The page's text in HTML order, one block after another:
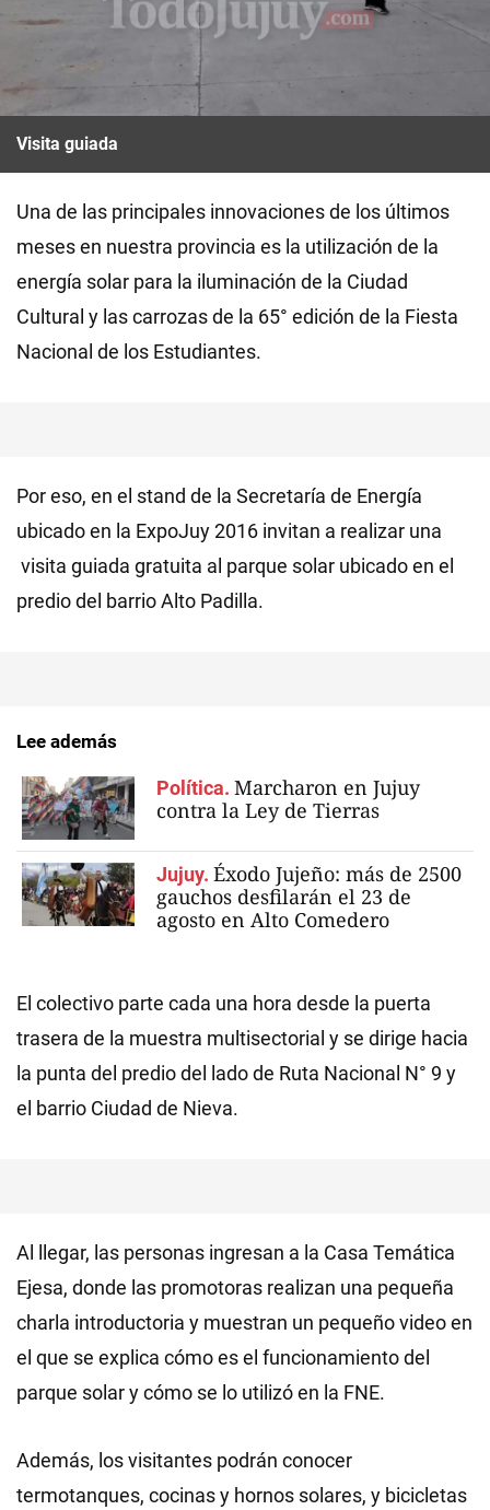
Visita guiada
Una de las principales innovaciones de los últimos
meses en nuestra provincia es la utilización de la
energía solar para la iluminación de la Ciudad
Cultural y las carrozas de la 65° edición de la Fiesta
Nacional de los Estudiantes.
Por eso, en el stand de la Secretaría de Energía
ubicado en la ExpoJuy 2016 invitan a realizar una
visita guiada gratuita al parque solar ubicado en el
predio del barrio Alto Padilla.
Lee además
Política. Marcharon en Jujuy
contra la Ley de Tierras
Jujuy. Éxodo Jujeño: más de 2500
gauchos desfilarán el 23 de
agosto en Alto Comedero
El colectivo parte cada una hora desde la puerta
trasera de la muestra multisectorial y se dirige hacia
la punta del predio del lado de Ruta Nacional N° 9 y
el barrio Ciudad de Nieva.
Al llegar, las personas ingresan a la Casa Temática
Ejesa, donde las promotoras realizan una pequeña
charla introductoria y muestran un pequeño video en
el que se explica cómo es el funcionamiento del
parque solar y cómo se lo utilizó en la FNE.
Además, los visitantes podrán conocer
termotanques, cocinas y hornos solares, y bicicletas